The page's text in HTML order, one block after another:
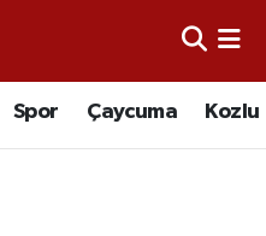
Spor Çaycuma Kozlu